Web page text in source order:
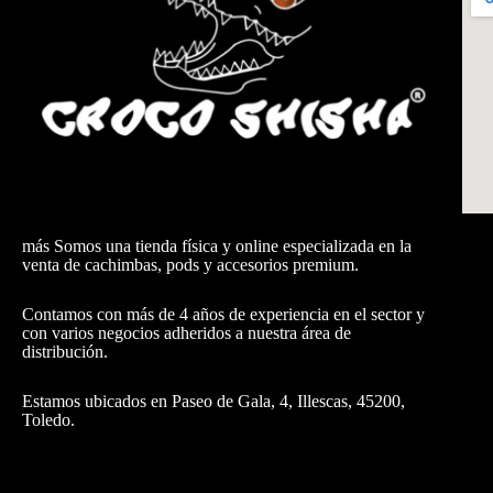
más Somos una tienda física y online especializada en la
venta de cachimbas, pods y accesorios premium.
Contamos con más de 4 años de experiencia en el sector y
con varios negocios adheridos a nuestra área de
distribución.
Estamos ubicados en Paseo de Gala, 4, Illescas, 45200,
Toledo.